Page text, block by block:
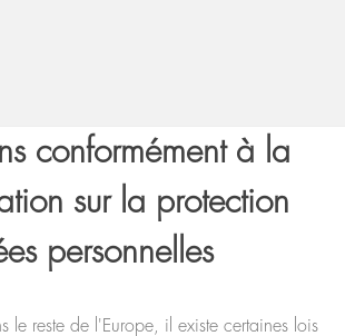
conformément à la
sur la protection
personnelles
le reste de l'Europe, il existe certaines lois